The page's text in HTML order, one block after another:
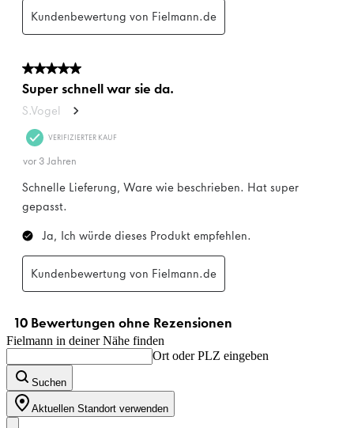
Fielmann in deiner Nähe finden
Ort oder PLZ eingeben
Suchen
Aktuellen Standort verwenden